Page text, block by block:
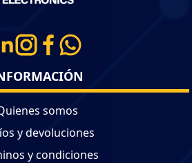
somos
y devoluciones
y condiciones